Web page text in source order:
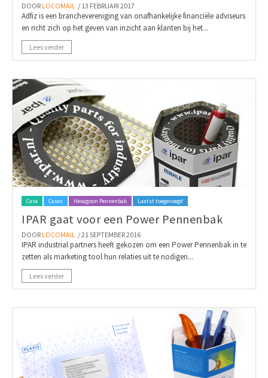
DOOR LOCOMAIL / 13 FEBRUARI 2017
Adfiz is een branchevereniging van onafhankelijke financiële adviseurs
en richt zich op het geven van inzicht aan klanten bij het...
Lees verder
Case Cases Hexagoon Pennenbak Laatst toegevoegd
IPAR gaat voor een Power Pennenbak
DOOR LOCOMAIL / 21 SEPTEMBER 2016
IPAR industrial partners heeft gekozen om een Power Pennenbak in te
zetten als marketing tool hun relaties uit te nodigen...
Lees verder